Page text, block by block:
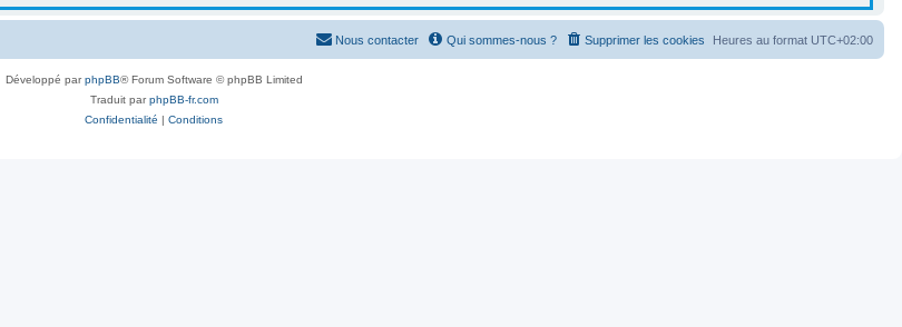
Heures au format UTC+02:00
Supprimer les cookies
Qui sommes-nous ?
Nous contacter
Développé parphpBB® Forum Software © phpBB Limited
Traduit parphpBB-fr.com
Confidentialité | Conditions